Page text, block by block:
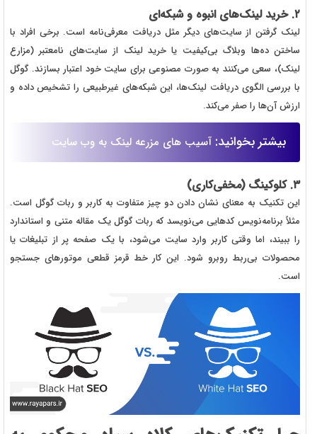
۲. خرید لینک‌های انبوه و شبکه‌ای
لینک گرفتن از سایت‌های دیگر مثل دریافت معرفی‌نامه است. برخی افراد با
ساختن ده‌ها وبلاگ بی‌کیفیت یا خرید لینک از سایت‌های نامعتبر (مزارع
لینک)، سعی می‌کنند به صورت مصنوعی برای سایت خود اعتبار بسازند. گوگل
با بررسی الگوی دریافت لینک‌ها، این شبکه‌های غیرطبیعی را تشخیص داده و
ارزش آن‌ها را صفر می‌کند.
بیشتر بخوانید: آسیب های مزرعه لینک به وب سایت
۳. کلوکینگ (مخفی‌کاری)
این تکنیک به معنای نشان دادن دو چیز متفاوت به کاربر و ربات گوگل است.
مثلاً برنامه‌نویس کدهایی می‌نویسد که ربات گوگل یک مقاله متنی و استاندارد
را ببیند، اما وقتی کاربر وارد سایت می‌شود، با یک صفحه پر از تبلیغات یا
محصولات بی‌ربط روبرو شود. این کار خط قرمز قطعی موتورهای جستجو
است.